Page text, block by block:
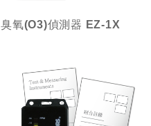
臭氧(O3)偵測器 EZ-1X